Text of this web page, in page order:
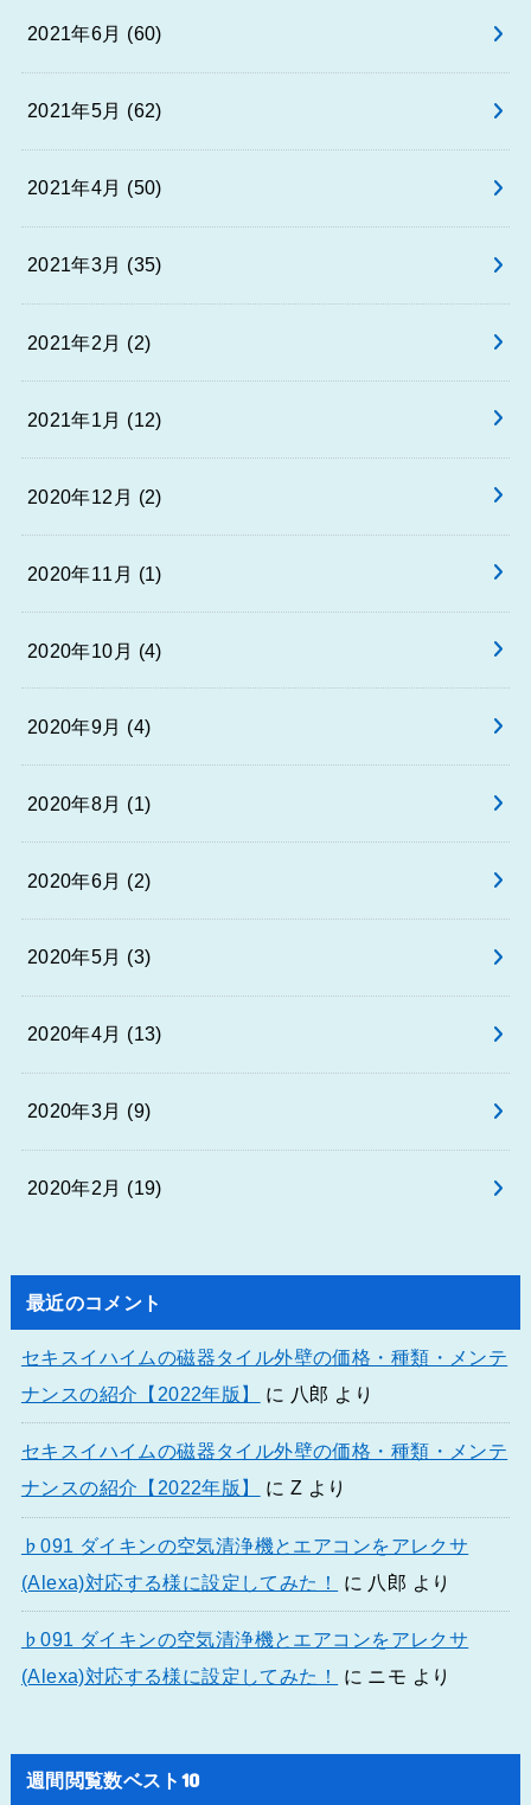
2021年6月 (60)
2021年5月 (62)
2021年4月 (50)
2021年3月 (35)
2021年2月 (2)
2021年1月 (12)
2020年12月 (2)
2020年11月 (1)
2020年10月 (4)
2020年9月 (4)
2020年8月 (1)
2020年6月 (2)
2020年5月 (3)
2020年4月 (13)
2020年3月 (9)
2020年2月 (19)
最近のコメント
セキスイハイムの磁器タイル外壁の価格・種類・メンテ
ナンスの紹介【2022年版】
に 八郎 より
セキスイハイムの磁器タイル外壁の価格・種類・メンテ
ナンスの紹介【2022年版】
に Z より
♭091 ダイキンの空気清浄機とエアコンをアレクサ
(Alexa)対応する様に設定してみた！
に 八郎 より
♭091 ダイキンの空気清浄機とエアコンをアレクサ
(Alexa)対応する様に設定してみた！
に ニモ より
週間閲覧数ベスト10